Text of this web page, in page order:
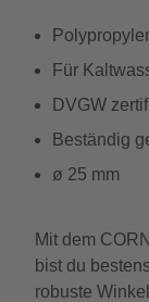
Für
DVGW
Beständig
ø 25 mm
Mit dem
bist du
robuste